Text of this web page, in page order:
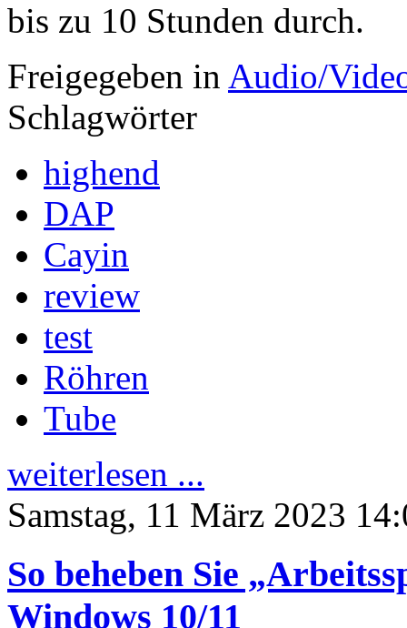
bis zu 10 Stunden durch.
Freigegeben in Audio/
Schlagwörter
highend
DAP
Cayin
review
test
Röhren
Tube
weiterlesen ...
Samstag, 11 März 2023
So beheben Sie
Windows 10/11